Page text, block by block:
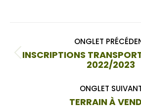
de
commentaire
ONGLET
Onglet
INSCRIPTIONS
2022/2023
ONGLET
Onglet
TERRAIN À